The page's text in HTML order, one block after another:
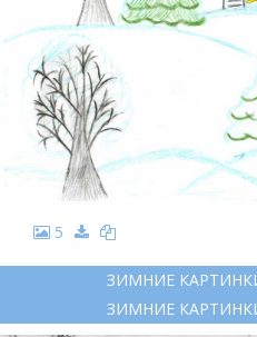
5
ЗИМНИЕ
ЗИМНИЕ